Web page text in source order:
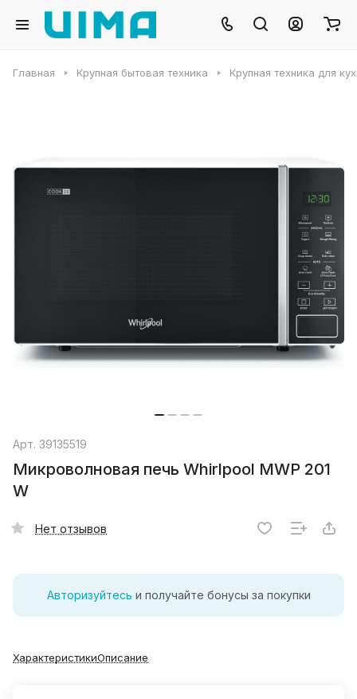
Главная Крупная бытовая техника Крупная техника для
Арт. 39135519
Микроволновая печь Whirlpool MWP 201
W
Нет отзывов
Авторизуйтесь и получайте бонусы за покупки
ХарактеристикиОписание